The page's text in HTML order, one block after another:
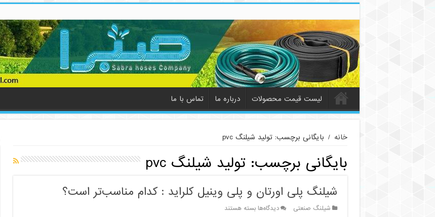
لیست قیمت محصولات درباره ما تماس با ما
خانه / بایگانی برچسب: تولید شیلنگ pvc
بایگانی برچسب:تولید شیلنگ pvc
شیلنگ پلی اورتان و پلی وینیل کلراید : کدام مناسب‌تر است؟
شیلنگ صنعتی دیدگاه‌هابرای
بسته هستند